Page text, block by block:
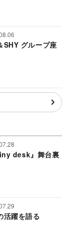
SHY グループ座
desk』舞台裏
活躍を語る